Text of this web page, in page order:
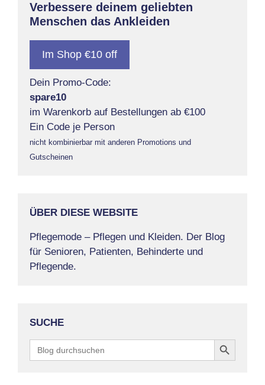
Verbessere deinem geliebten
Menschen das Ankleiden
Im Shop €10 off
Dein Promo-Code:
spare10
im Warenkorb auf Bestellungen ab €100
Ein Code je Person
nicht kombinierbar mit anderen Promotions und
Gutscheinen
ÜBER DIESE WEBSITE
Pflegemode – Pflegen und Kleiden. Der Blog
für Senioren, Patienten, Behinderte und
Pflegende.
SUCHE
for:
Search Button